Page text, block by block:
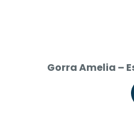
Gorra Amelia –